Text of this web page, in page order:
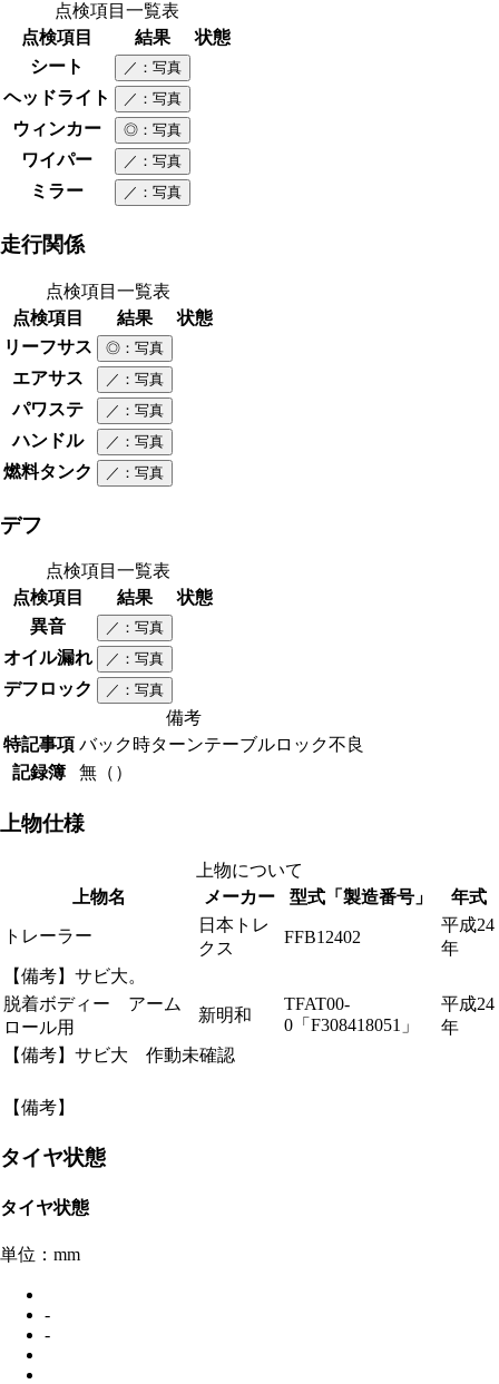
点検項目一覧表
点検項目
結果
状態
シート
／ ：写真
ヘッドライト ／ ：写真
ウィンカー ◎ ：写真
ワイパー ／ ：写真
ミラー ／ ：写真
走行関係
点検項目一覧表
点検項目
結果
状態
リーフサス
◎ ：写真
エアサス ／ ：写真
パワステ ／ ：写真
ハンドル ／ ：写真
燃料タンク ／ ：写真
デフ
点検項目一覧表
点検項目
結果
状態
異音
／ ：写真
オイル漏れ ／ ：写真
デフロック ／ ：写真
備考
特記事項 バック時ターンテーブルロック不良
記録簿
無（）
上物仕様
上物について
上物名
メーカー 型式「製造番号」 年式
トレーラー
日本トレ
クス
FFB12402
平成24
年
【備考】サビ大。
脱着ボディー アーム
ロール用
新明和
TFAT00-
0「F308418051」
平成24
年
【備考】サビ大 作動未確認
【備考】
タイヤ状態
タイヤ状態
単位：mm
-
-